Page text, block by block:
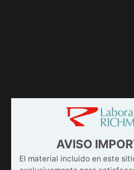
AVISO
El material incluido en este